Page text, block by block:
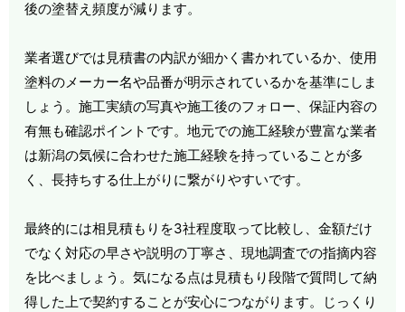
後の塗替え頻度が減ります。
業者選びでは見積書の内訳が細かく書かれているか、使用
塗料のメーカー名や品番が明示されているかを基準にしま
しょう。施工実績の写真や施工後のフォロー、保証内容の
有無も確認ポイントです。地元での施工経験が豊富な業者
は新潟の気候に合わせた施工経験を持っていることが多
く、長持ちする仕上がりに繋がりやすいです。
最終的には相見積もりを3社程度取って比較し、金額だけ
でなく対応の早さや説明の丁寧さ、現地調査での指摘内容
を比べましょう。気になる点は見積もり段階で質問して納
得した上で契約することが安心につながります。じっくり